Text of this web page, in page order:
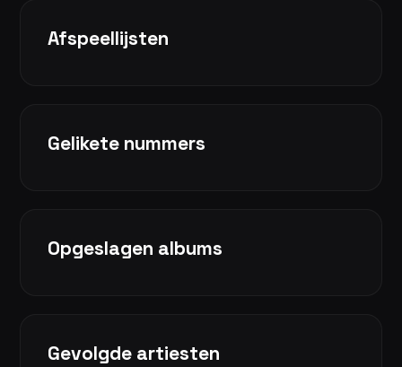
Afspeellijsten
Gelikete nummers
Opgeslagen albums
Gevolgde artiesten